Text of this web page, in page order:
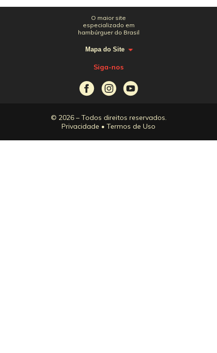
O maior site
especializado em
hambúrguer do Brasil
Mapa do Site
Siga-nos
© 2026 – Todos direitos reservados.
Privacidade • Termos de Uso